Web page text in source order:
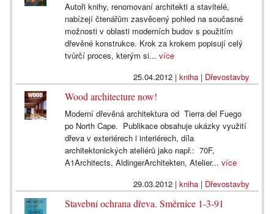
Autoři knihy, renomovaní architekti a stavitelé,
nabízejí čtenářům zasvěcený pohled na současné
možnosti v oblasti moderních budov s použitím
dřevěné konstrukce. Krok za krokem popisují celý
tvůrčí proces, kterým si...více
25.04.2012| kniha| Dřevostavby
Wood architecture now!
Moderní dřevěná architektura od Tierra del Fuego
po North Cape. Publikace obsahuje ukázky využití
dřeva v exteriérech i interiérech, díla
architektonických ateliérů jako např.: 70F,
A1Architects, AldingerArchitekten, Atelier...více
29.03.2012| kniha| Dřevostavby
Stavební ochrana dřeva. Směrnice 1-3-91